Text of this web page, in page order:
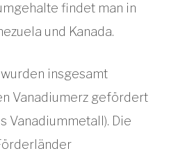
findet man in
und Kanada.
wurden insgesamt
Vanadiumerz gefördert
Vanadiummetall). Die